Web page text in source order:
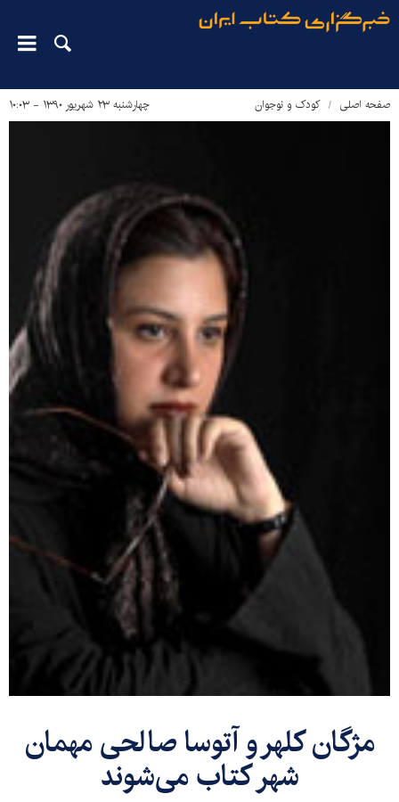
صفحه اصلی کودک و نوجوان چهارشنبه ۲۳ شهریور ۱۳۹۰ - ۱۰:۰۳
مژگان كلهر و آتوسا صالحی مهمان
شهر كتاب می‌شوند